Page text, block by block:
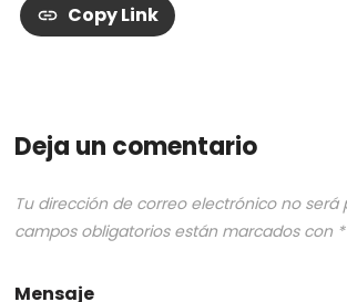
Copy Link
Deja un comentario
Tu dirección de correo electrónico no será
campos obligatorios están marcados con *
Mensaje